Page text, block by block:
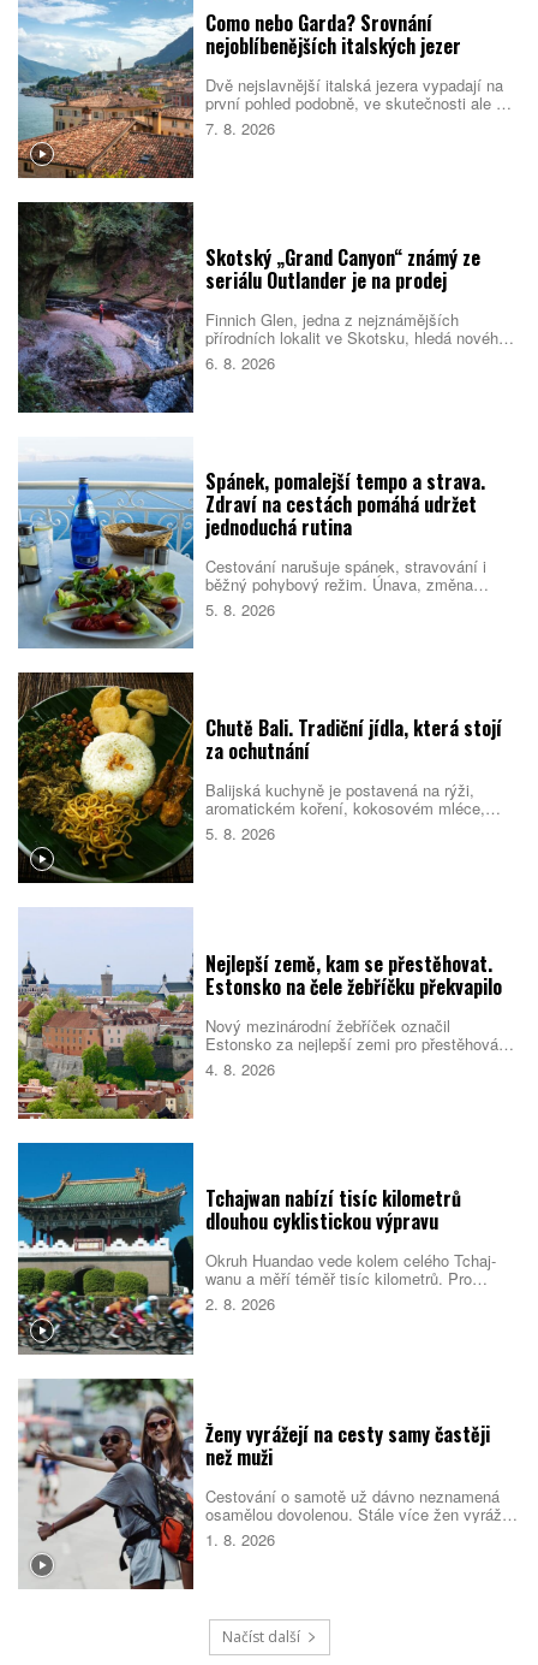
Como nebo Garda? Srovnání
nejoblíbenějších italských jezer
Dvě nejslavnější italská jezera vypadají na
první pohled podobně, ve skutečnosti ale cílí
na jiné cestovatele. Como staví na eleganci,
vilách a klidnější atmosféře. Garda je větší,
7. 8. 2026
Skotský „Grand Canyon“ známý ze
seriálu Outlander je na prodej
Finnich Glen, jedna z nejznámějších
přírodních lokalit ve Skotsku, hledá nového
majitele. Soutěsku proslavil seriál Outlander,
ale objevila se i v dalších filmech a
6. 8. 2026
Spánek, pomalejší tempo a strava.
Zdraví na cestách pomáhá udržet
jednoduchá rutina
Cestování narušuje spánek, stravování i
běžný pohybový režim. Únava, změna
prostředí a nabitý program pak mohou zvýšit
riziko, že se člověk nebude cítit dobře.
5. 8. 2026
Chutě Bali. Tradiční jídla, která stojí
za ochutnání
Balijská kuchyně je postavená na rýži,
aromatickém koření, kokosovém mléce,
chilli a pomalé přípravě masa. Na jídelních
lístcích se střídají pečené vepřové,
5. 8. 2026
Nejlepší země, kam se přestěhovat.
Estonsko na čele žebříčku překvapilo
Nový mezinárodní žebříček označil
Estonsko za nejlepší zemi pro přestěhování
v roce 2026. Pobaltský stát se umístil před
Singapurem i Malajsií díky kombinaci
4. 8. 2026
Tchajwan nabízí tisíc kilometrů
dlouhou cyklistickou výpravu
Okruh Huandao vede kolem celého Tchaj-
wanu a měří téměř tisíc kilometrů. Pro
místní představuje oblíbený přechodový
rituál, turistům zase ukazuje odlehlé pobřeží,
2. 8. 2026
Ženy vyrážejí na cesty samy častěji
než muži
Cestování o samotě už dávno neznamená
osamělou dovolenou. Stále více žen vyráží
do světa bez partnera či rodiny, zároveň ale
vyhledává malé skupiny stejně naladěných
1. 8. 2026
Načíst další